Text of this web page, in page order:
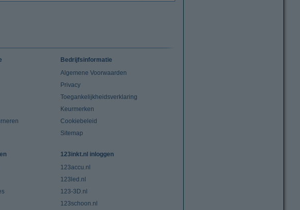
Bedrijfsinformatie
Algemene Voorwaarden
Privacy
Toegankelijkheidsverklaring
Keurmerken
Cookiebeleid
Sitemap
123inkt.nl inloggen
123accu.nl
123led.nl
123-3D.nl
123schoon.nl